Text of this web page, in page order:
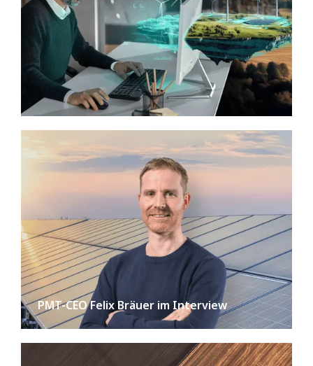
PMT-CEO Felix Bräuer im Interview